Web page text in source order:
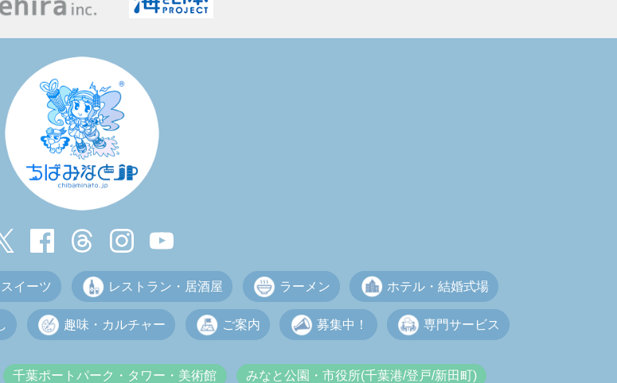
イーツ レストラン・居酒屋 ラーメン ホテル・結婚式場
趣味・カルチャー ご案内 募集中！ 専門サービス
千葉ポートパーク・タワー・美術館 みなと公園・市役所(千葉港/登戸/新田町)